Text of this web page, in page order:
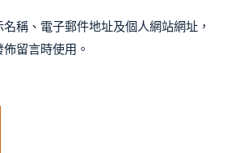
稱、電子郵件地址及個人網站網址，
留言時使用。